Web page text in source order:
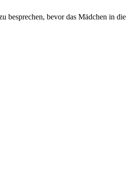
besprechen, bevor das Mädchen in die